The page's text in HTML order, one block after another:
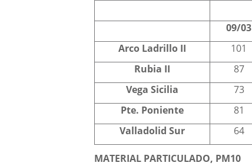
09/03
Arco Ladrillo II
101
Rubia II
87
Vega Sicilia
73
Pte. Poniente
81
Valladolid Sur
64
MATERIAL PARTICULADO, PM10